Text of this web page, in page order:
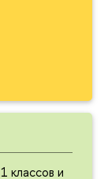
классов и